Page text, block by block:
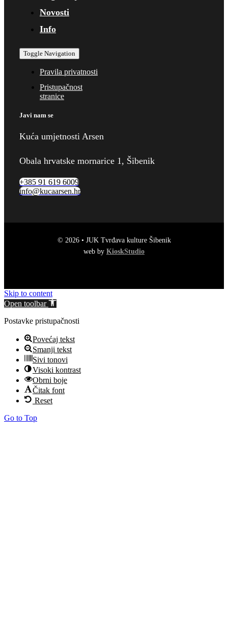
Novosti
Info
Toggle Navigation
Pravila privatnosti
Pristupačnost
stranice
Javi nam se
Kuća umjetnosti Arsen
Obala hrvatske mornarice 1, Šibenik
+385 91 619 6009
info@kucaarsen.hr
© 2026 • JUK Tvrđava kulture Šibenik
web by KioskStudio
Skip to content
Open toolbar
Postavke pristupačnosti
Povećaj tekst
Smanji tekst
Sivi tonovi
Visoki kontrast
Obrni boje
Čitak font
Reset
Go to Top